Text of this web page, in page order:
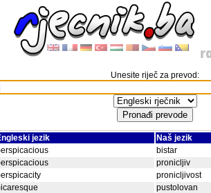
Unesite riječ za prevod:
jezik
Naš jezik
bistar
pronicljiv
pronicljivost
pustolovan